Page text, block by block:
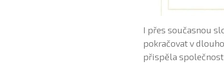
I přes současnou
pokračovat v
přispěla